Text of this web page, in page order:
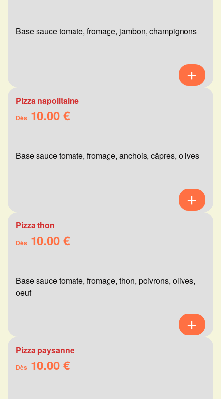
Base sauce tomate, fromage, jambon, champignons
Pizza napolitaine
Dès 10.00 €
Base sauce tomate, fromage, anchois, câpres, olives
Pizza thon
Dès 10.00 €
Base sauce tomate, fromage, thon, poivrons, olives,
oeuf
Pizza paysanne
Dès 10.00 €